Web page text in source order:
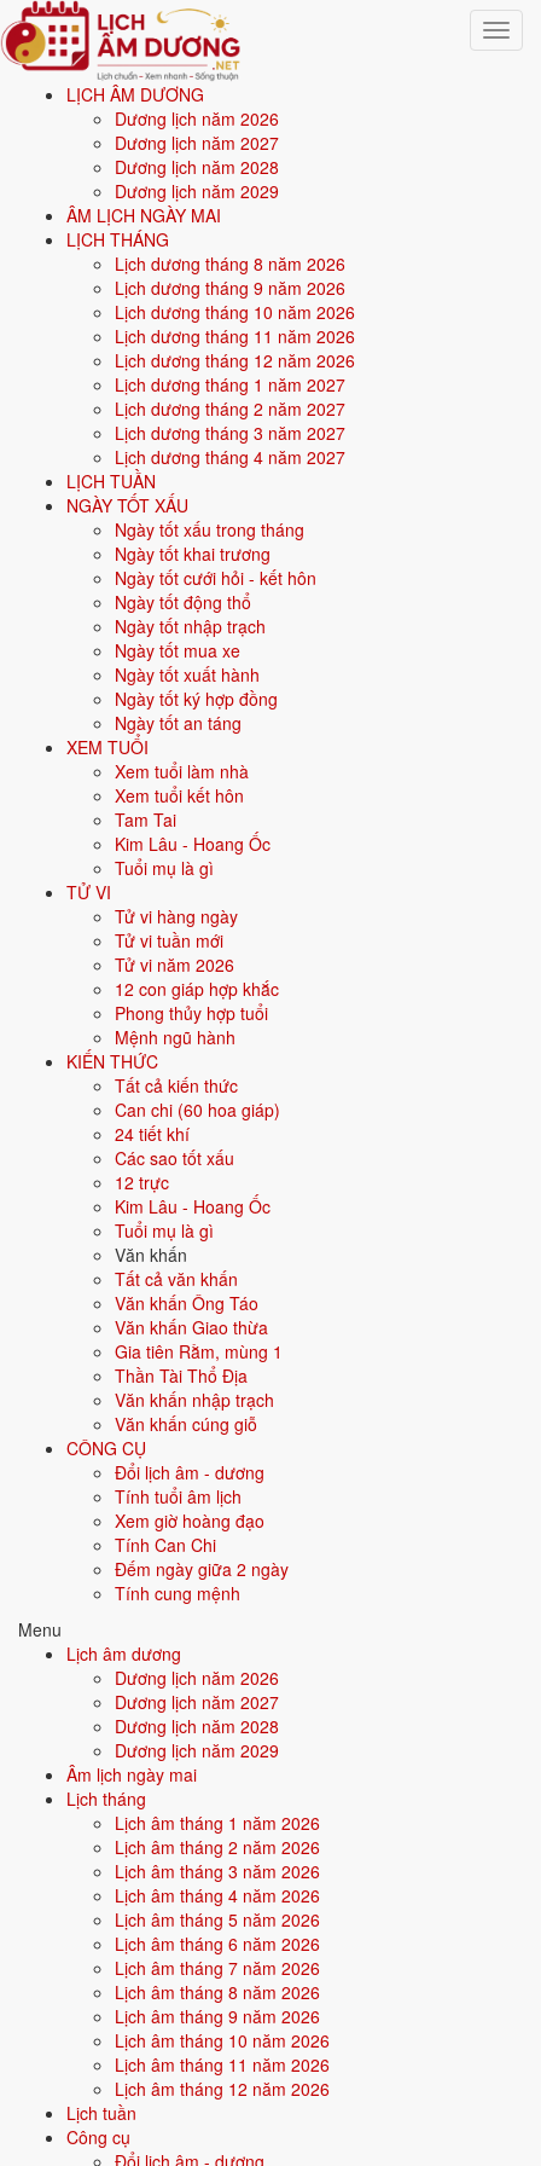
Toggle
LỊCH ÂM DƯƠNG
Dương lịch năm 2026
Dương lịch năm 2027
Dương lịch năm 2028
Dương lịch năm 2029
ÂM LỊCH NGÀY MAI
LỊCH THÁNG
Lịch dương tháng 8 năm 2026
Lịch dương tháng 9 năm 2026
Lịch dương tháng 10 năm 2026
Lịch dương tháng 11 năm 2026
Lịch dương tháng 12 năm 2026
Lịch dương tháng 1 năm 2027
Lịch dương tháng 2 năm 2027
Lịch dương tháng 3 năm 2027
Lịch dương tháng 4 năm 2027
LỊCH TUẦN
NGÀY TỐT XẤU
Ngày tốt xấu trong tháng
Ngày tốt khai trương
Ngày tốt cưới hỏi - kết hôn
Ngày tốt động thổ
Ngày tốt nhập trạch
Ngày tốt mua xe
Ngày tốt xuất hành
Ngày tốt ký hợp đồng
Ngày tốt an táng
XEM TUỔI
Xem tuổi làm nhà
Xem tuổi kết hôn
Tam Tai
Kim Lâu - Hoang Ốc
Tuổi mụ là gì
TỬ VI
Tử vi hàng ngày
Tử vi tuần mới
Tử vi năm 2026
12 con giáp hợp khắc
Phong thủy hợp tuổi
Mệnh ngũ hành
KIẾN THỨC
Tất cả kiến thức
Can chi (60 hoa giáp)
24 tiết khí
Các sao tốt xấu
12 trực
Kim Lâu - Hoang Ốc
Tuổi mụ là gì
Văn khấn
Tất cả văn khấn
Văn khấn Ông Táo
Văn khấn Giao thừa
Gia tiên Rằm, mùng 1
Thần Tài Thổ Địa
Văn khấn nhập trạch
Văn khấn cúng giỗ
CÔNG CỤ
Đổi lịch âm - dương
Tính tuổi âm lịch
Xem giờ hoàng đạo
Tính Can Chi
Đếm ngày giữa 2 ngày
Tính cung mệnh
Menu
Lịch âm dương
Dương lịch năm 2026
Dương lịch năm 2027
Dương lịch năm 2028
Dương lịch năm 2029
Âm lịch ngày mai
Lịch tháng
Lịch âm tháng 1 năm 2026
Lịch âm tháng 2 năm 2026
Lịch âm tháng 3 năm 2026
Lịch âm tháng 4 năm 2026
Lịch âm tháng 5 năm 2026
Lịch âm tháng 6 năm 2026
Lịch âm tháng 7 năm 2026
Lịch âm tháng 8 năm 2026
Lịch âm tháng 9 năm 2026
Lịch âm tháng 10 năm 2026
Lịch âm tháng 11 năm 2026
Lịch âm tháng 12 năm 2026
Lịch tuần
Công cụ
Đổi lịch âm - dương
Trang chủ
Văn khấn
Văn khấn cúng sao giải hạn đầu năm
Văn khấn cúng sao giải hạn
đầu năm
Cúng sao giải hạn từ mùng 10 đến rằm tháng Giêng, tốt nhất vào
ngày Rằm. Mỗi người mỗi năm ứng với 1 trong 9 sao chiếu mệnh. Lễ
nhằm hóa giải vận hạn, cầu bình an cho năm mới.
Dịp cúng: Rằm tháng Giêng
Rằm tháng Giêng
Phân loại
Đền chùa & tâm linh
Cúng Giải Hạn có ý nghĩa gì?
Dân gian tin mỗi năm 1 người chịu ảnh hưởng của 1 trong 9 ngôi sao.
Có sao tốt như Thái Dương, Thái Âm, Mộc Đức. Có sao xấu như La
Hầu, Kế Đô, Thái Bạch. Dâng sao giải hạn là nghi lễ đầu năm để hóa
giải vận hạn nếu gặp sao xấu. Đây là tín ngưỡng dân gian mang tính
tham khảo, không phải điều bắt buộc.
Cúng Giải Hạn ngày giờ nào
Cúng trong khoảng từ mùng 10 đến rằm tháng Giêng âm lịch. Tốt nhất
là làm đúng vào ngày Rằm. Có thể cúng tại nhà hoặc nhờ chùa làm lễ.
Thời gian: từ mùng 10 đến rằm tháng Giêng.
Tốt nhất: đúng ngày Rằm tháng Giêng.
Có thể tự cúng tại nhà hoặc nhờ chùa làm lễ.
Cúng Giải Hạn cần chuẩn bị lễ
vật gì?
Lễ vật cúng sao thường có thêm bài vị ghi tên sao chiếu mệnh của gia
Hương hoa, trà quả.
Đèn nến, tùy sao mà số lượng đèn khác nhau theo tục lệ.
Bài vị ghi tên sao chiếu mệnh năm đó.
Tra thêmý nghĩa các sao
Bài văn khấn Giải Hạn đọc thế
Bài khấn cúng sao chỉ có 1 bản, chỉ cần điền đúng tên sao chiếu
mệnh năm đó.
Bản đầy đủ (cổ truyền)
Nam mô A Di Đà Phật! (3 lần)
Con lạy chín phương Trời, mười phương Chư Phật.
Con kính lạy Đức Hiệu Thiên Chí Tôn Kim Quyết Ngọc Hoàng Thượng
Đế.
Con kính lạy ngài tinh quân cai quản sao ... (tên sao chiếu mệnh năm
Tín chủ con là: ... Ngụ tại: ... Hôm nay là ngày ... tháng Giêng năm ...
Tín chủ con thành tâm sắm lễ, hương hoa trà quả, đốt nén tâm hương,
thiết lập linh án, kính dâng lên chư vị tinh quân.
Cúi xin chư vị thương xót, giáng phúc trừ tai, giải trừ vận hạn, phù hộ
cho tín chủ và gia đình một năm mạnh khỏe, bình an, tai qua nạn khỏi,
sở cầu như ý.
Chúng con lễ bạc tâm thành, cúi xin chứng giám.
Nam mô A Di Đà Phật! (3 lần)
Cúng Giải Hạn cần lưu ý và
kiêng gì?
Dâng sao giải hạn nên đi kèm tâm thế đúng đắn. Không nên quá lo
lắng hay phụ thuộc.
Sau khi lễ xong thì hóa tiền vàng, bài vị, văn khấn.